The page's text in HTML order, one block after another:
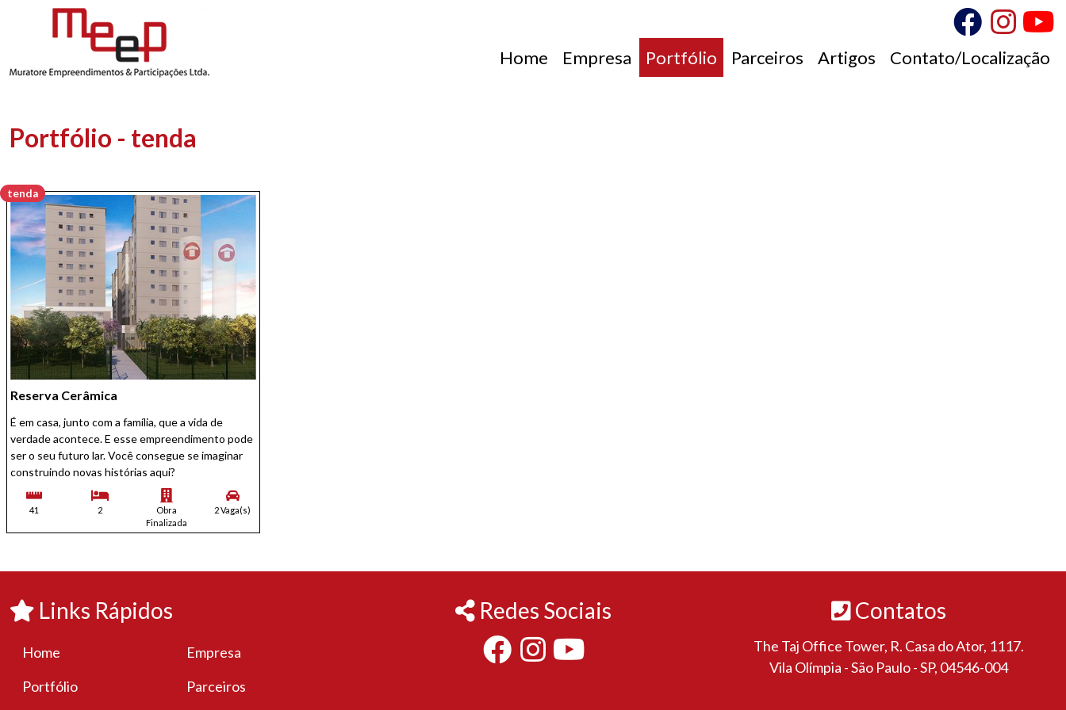
Home Empresa Portfólio Parceiros Artigos Contato/Localização
Portfólio - tenda
tenda
Reserva Cerâmica
É em casa, junto com a família, que a vida de
verdade acontece. E esse empreendimento pode
ser o seu futuro lar. Você consegue se imaginar
construindo novas histórias aqui?
41 2
Obra
Finalizada
2 Vaga(s)
Links Rápidos
Home
Empresa
Portfólio
Parceiros
Redes Sociais Contatos
The Taj Office Tower, R. Casa do Ator, 1117.
Vila Olímpia - São Paulo - SP, 04546-004